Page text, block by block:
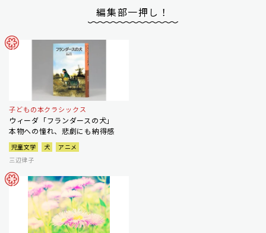
編集部一押し！
子どもの本クラシックス
ウィーダ「フランダースの犬」
本物への憧れ、悲劇にも納得感
児童文学 犬
アニメ
三辺律子